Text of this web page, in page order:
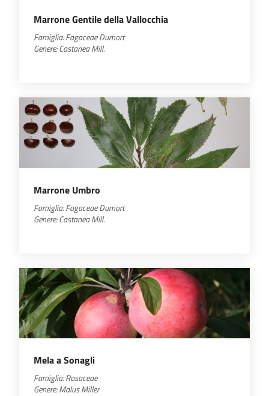
Marrone Gentile della Vallocchia
Famiglia:FagaceaeDumort
Genere:CastaneaMill.
Marrone Umbro
Famiglia:FagaceaeDumort
Genere:CastaneaMill.
Mela a Sonagli
Famiglia: Rosaceae
Genere:MalusMiller